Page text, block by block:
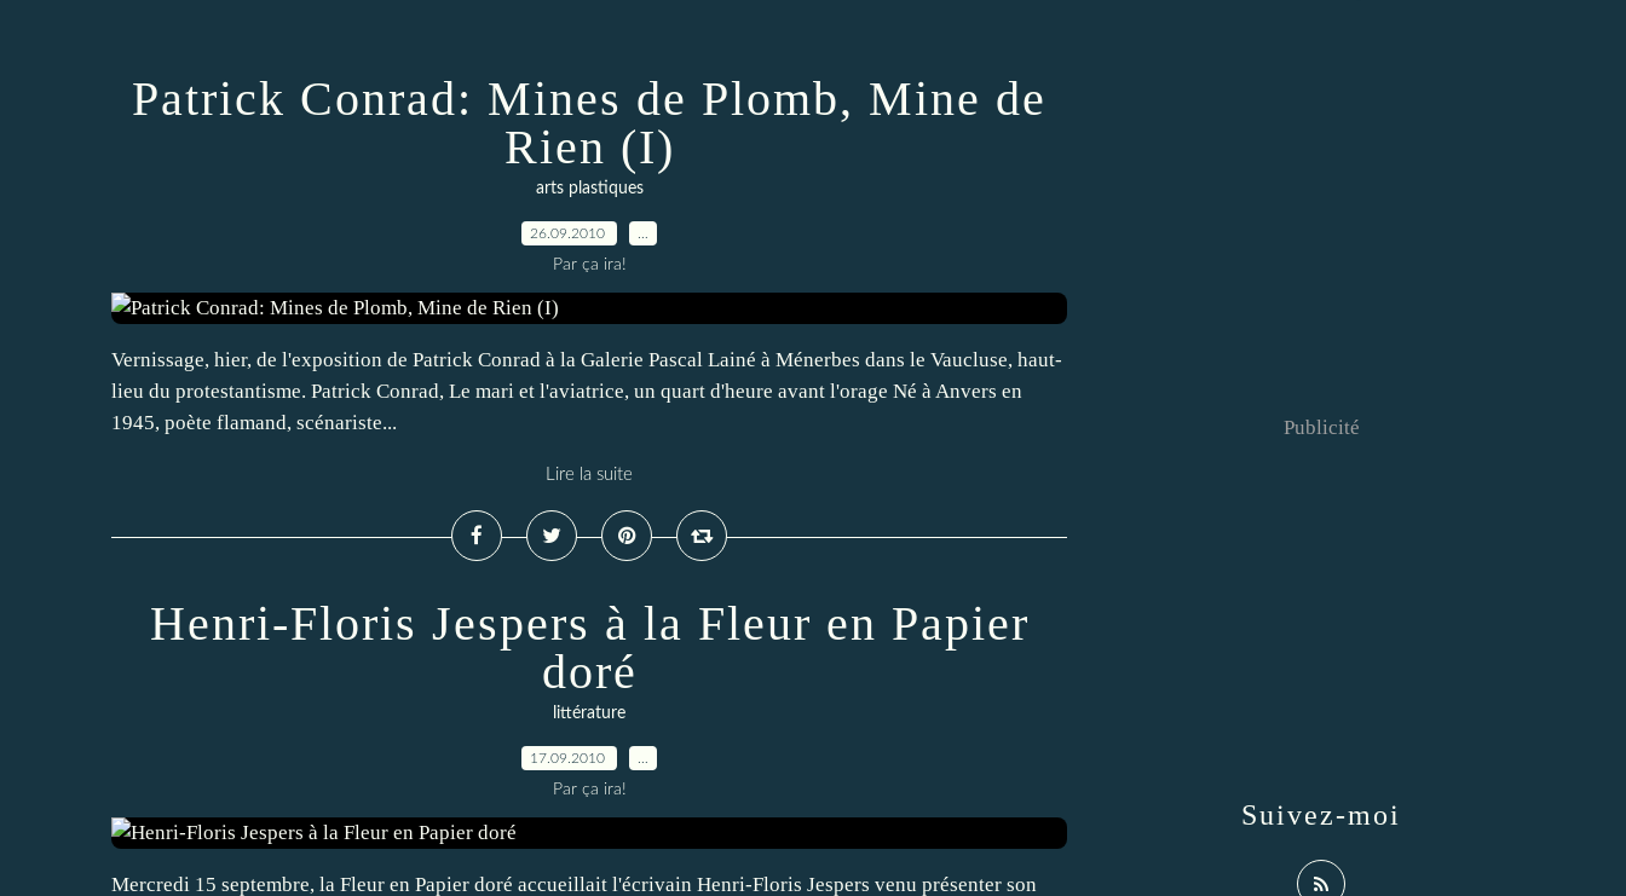
Patrick Conrad: Mines de Plomb, Mine de
Rien (I)
arts plastiques
26.09.2010
Par ça ira!
Vernissage, hier, de l'exposition de Patrick Conrad à la Galerie Pascal Lainé à Ménerbes dans le Vaucluse, haut-
lieu du protestantisme. Patrick Conrad, Le mari et l'aviatrice, un quart d'heure avant l'orage Né à Anvers en
1945, poète flamand, scénariste...
Lire la suite
Henri-Floris Jespers à la Fleur en Papier
doré
littérature
17.09.2010
Par ça ira!
Mercredi 15 septembre, la Fleur en Papier doré accueillait l'écrivain Henri-Floris Jespers venu présenter son
Suivez-moi
Publicité